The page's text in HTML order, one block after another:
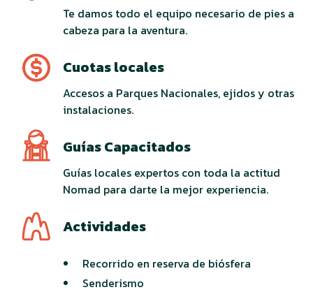
Te damos todo el equipo necesario de pies a
cabeza para la aventura.
Cuotas locales
Accesos a Parques Nacionales, ejidos y otras
instalaciones.
Guías Capacitados
Guías locales expertos con toda la actitud
Nomad para darte la mejor experiencia.
Actividades
Recorrido en reserva de biósfera
Senderismo